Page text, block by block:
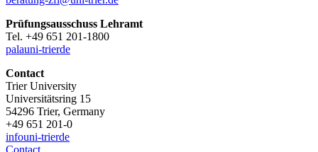
Prüfungsausschuss Lehramt
Tel. +49 651 201-1800
palauni-trierde
Contact
Trier University
Universitätsring 15
54296 Trier, Germany
+49 651 201-0
infouni-trierde